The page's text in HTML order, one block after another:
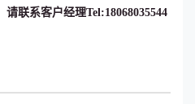
请联系客户经理Tel:18068035544